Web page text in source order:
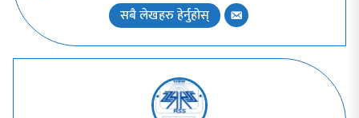
सबै लेखहरु हेर्नुहोस्